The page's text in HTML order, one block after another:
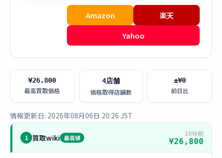
Amazon
楽天
Yahoo
¥26,800
最高買取価格
4店舗
価格取得店舗数
±¥0
前日比
情報更新日: 2026年08月06日 20:26 JST
1 買取wiki 最高値
10分前
¥26,800